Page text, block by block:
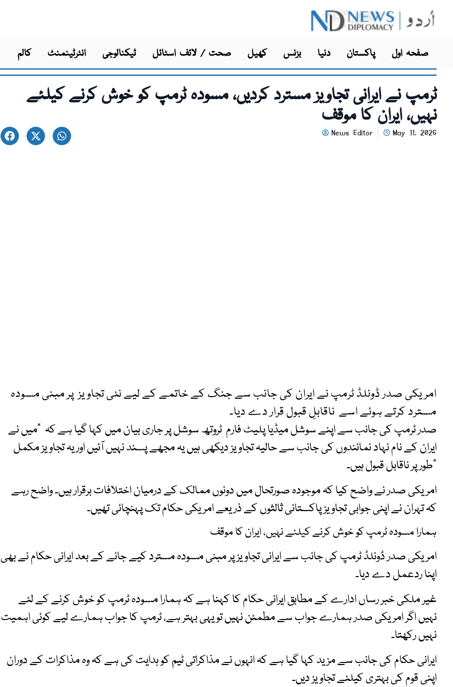
کالم انٹرٹینمنٹ ٹیکنالوجی صحت / لائف اسٹائل کھیل بزنس دنیا پاکستان صفحہ اول
ٹرمپ نے ایرانی تجاویز مسترد کردیں، مسودہ ٹرمپ کو خوش کرنے کیلئے
نہیں، ایران کا موقف
News Editor May 11, 2026
امریکی صدر ڈونلڈ ٹرمپ نے ایران کی جانب سے جنگ کے خاتمے کے لیے نئی تجاویز پر مبنی مسودہ
مسترد کرتے ہوئے اسے ناقابلِ قبول قرار دے دیا۔
صدر ٹرمپ کی جانب سے اپنے سوشل میڈیا پلیٹ فارم ٹروتھ سوشل پر جاری بیان میں کہا گیا ہے کہ ”میں نے
ایران کے نام نہاد نمائندوں کی جانب سے حالیہ تجاویز دیکھی ہیں یہ مجھے پسند نہیں آئیں اور یہ تجاویز مکمل
طور پر ناقابل قبول ہیں۔”
امریکی صدر نے واضح کیا کہ موجودہ صورتحال میں دونوں ممالک کے درمیان اختلافات برقرار ہیں۔ واضح رہے
کہ تہران نے اپنی جوابی تجاویز پاکستانی ثالثوں کے ذریعے امریکی حکام تک پہنچائی تھیں۔
ہمارا مسودہ ٹرمپ کو خوش کرنے کیلئے نہیں، ایران کا موقف
امریکی صدر ڈونلڈ ٹرمپ کی جانب سے ایرانی تجاویز پر مبنی مسودہ مسترد کیے جانے کے بعد ایرانی حکام نے بھی
اپنا ردعمل دے دیا۔
غیر ملکی خبر رساں ادارے کے مطابق ایرانی حکام کا کہنا ہے کہ ہمارا مسودہ ٹرمپ کو خوش کرنے کے لئے
نہیں اگر امریکی صدر ہمارے جواب سے مطمئن نہیں تو یہی بہتر ہے، ٹرمپ کا جواب ہمارے لیے کوئی اہمیت
نہیں رکھتا۔
ایرانی حکام کی جانب سے مزید کہا گیا ہے کہ انہوں نے مذاکراتی ٹیم کو ہدایت کی ہے کہ وہ مذاکرات کے دوران
اپنی قوم کی بہتری کیلئے تجاویز دیں۔